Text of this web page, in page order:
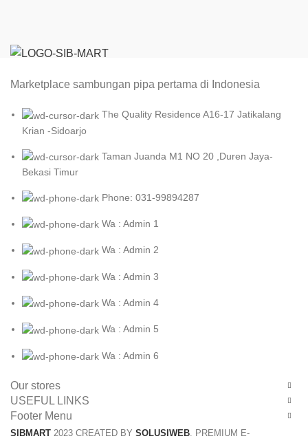
Marketplace sambungan pipa pertama di Indonesia
The Quality Residence A16-17 Jatikalang
Krian -Sidoarjo
Taman Juanda M1 NO 20 ,Duren Jaya-
Bekasi Timur
Phone: 031-99894287
Wa : Admin 1
Wa : Admin 2
Wa : Admin 3
Wa : Admin 4
Wa : Admin 5
Wa : Admin 6
Our stores
USEFUL LINKS
Footer Menu
SIBMART 2023 CREATED BY SOLUSIWEB . PREMIUM E-